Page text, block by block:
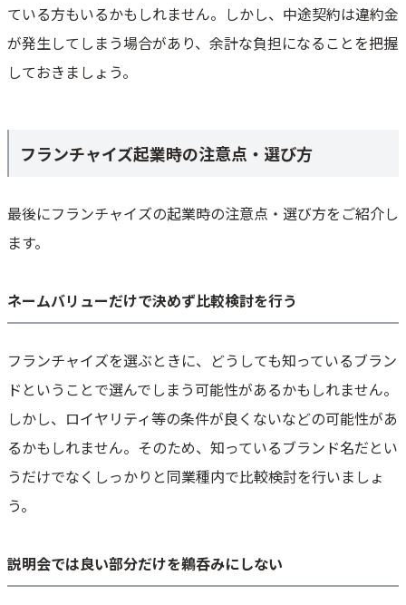
ている方もいるかもしれません。しかし、中途契約は違約金
が発生してしまう場合があり、余計な負担になることを把握
しておきましょう。
フランチャイズ起業時の注意点・選び方
最後にフランチャイズの起業時の注意点・選び方をご紹介し
ます。
ネームバリューだけで決めず比較検討を行う
フランチャイズを選ぶときに、どうしても知っているブラン
ドということで選んでしまう可能性があるかもしれません。
しかし、ロイヤリティ等の条件が良くないなどの可能性があ
るかもしれません。そのため、知っているブランド名だとい
うだけでなくしっかりと同業種内で比較検討を行いましょ
う。
説明会では良い部分だけを鵜呑みにしない